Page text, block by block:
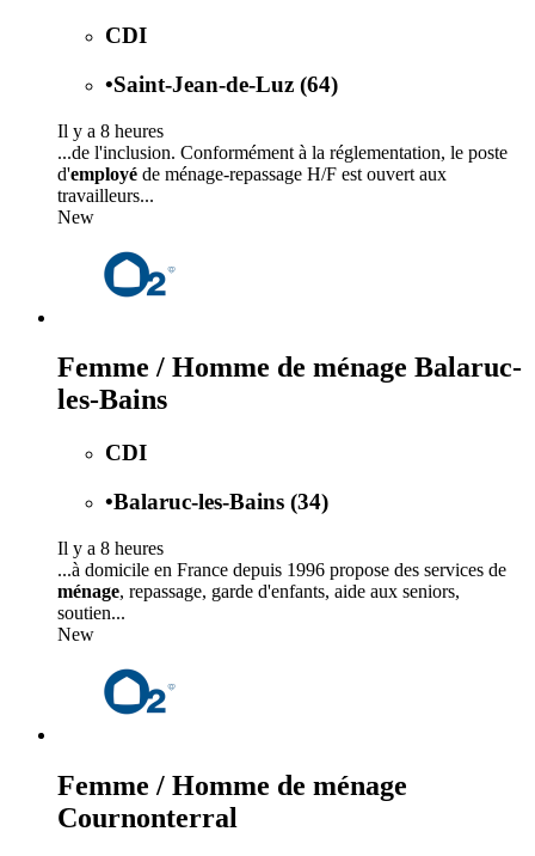
CDI
•Saint-Jean-de-Luz (64)
Il y a 8 heures
...de l'inclusion. Conformément à la réglementation, le poste
d'employé de ménage-repassage H/F est ouvert aux
travailleurs...
New
Femme / Homme de ménage Balaruc-
les-Bains
CDI
•Balaruc-les-Bains (34)
Il y a 8 heures
...à domicile en France depuis 1996 propose des services de
ménage, repassage, garde d'enfants, aide aux seniors,
soutien...
New
Femme / Homme de ménage
Cournonterral